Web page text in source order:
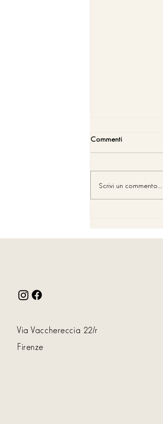
Commenti
Scrivi un commento...
Via Vacchereccia 22/r
Firenze